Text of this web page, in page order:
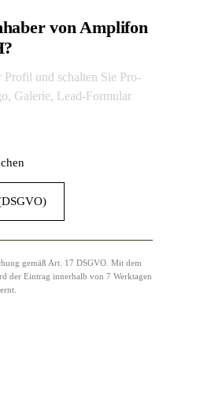
von Amplifon
Profil und schalten Sie Pro-
Galerie, Lead-Formular
gemäß Art. 17 DSGVO. Mit dem
der Eintrag innerhalb von 7 Werktagen